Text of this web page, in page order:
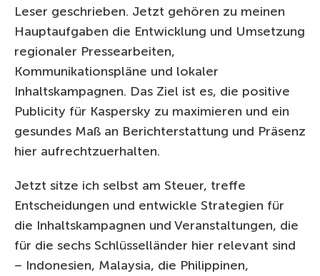
Leser geschrieben. Jetzt gehören zu meinen
Hauptaufgaben die Entwicklung und Umsetzung
regionaler Pressearbeiten,
Kommunikationspläne und lokaler
Inhaltskampagnen. Das Ziel ist es, die positive
Publicity für Kaspersky zu maximieren und ein
gesundes Maß an Berichterstattung und Präsenz
hier aufrechtzuerhalten.
Jetzt sitze ich selbst am Steuer, treffe
Entscheidungen und entwickle Strategien für
die Inhaltskampagnen und Veranstaltungen, die
für die sechs Schlüsselländer hier relevant sind
– Indonesien, Malaysia, die Philippinen,